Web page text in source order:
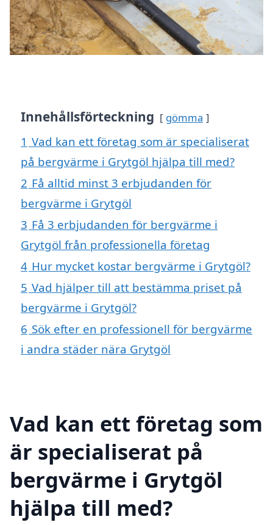
Innehållsförteckning gömma
1 Vad kan ett företag som är specialiserat
på bergvärme i Grytgöl hjälpa till med?
2 Få alltid minst 3 erbjudanden för
bergvärme i Grytgöl
3 Få 3 erbjudanden för bergvärme i
Grytgöl från professionella företag
4 Hur mycket kostar bergvärme i Grytgöl?
5 Vad hjälper till att bestämma priset på
bergvärme i Grytgöl?
6 Sök efter en professionell för bergvärme
i andra städer nära Grytgöl
Vad kan ett företag som
är specialiserat på
bergvärme i Grytgöl
hjälpa till med?